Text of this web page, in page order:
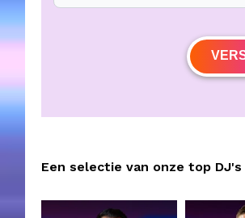
Een selectie van onze top DJ's